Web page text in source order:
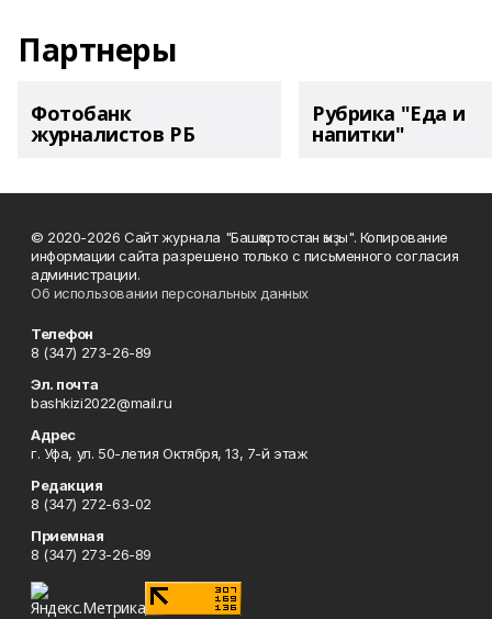
Партнеры
Фотобанк
журналистов РБ
Рубрика "Еда и
напитки"
© 2020-2026 Сайт журнала "Башҡортостан ҡыҙы". Копирование
информации сайта разрешено только с письменного согласия
администрации.
Об использовании персональных данных
Телефон
8 (347) 273-26-89
Эл. почта
bashkizi2022@mail.ru
Адрес
г. Уфа, ул. 50-летия Октября, 13, 7-й этаж
Редакция
8 (347) 272-63-02
Приемная
8 (347) 273-26-89